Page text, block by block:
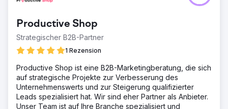
Productive Shop
Strategischer B2B-Partner
1 Rezension
Productive Shop ist eine B2B-Marketingberatung, die sich
auf strategische Projekte zur Verbesserung des
Unternehmenswerts und zur Steigerung qualifizierter
Leads spezialisiert hat. Wir sind eher Partner als Anbieter.
Unser Team ist auf Ihre Branche spezialisiert und